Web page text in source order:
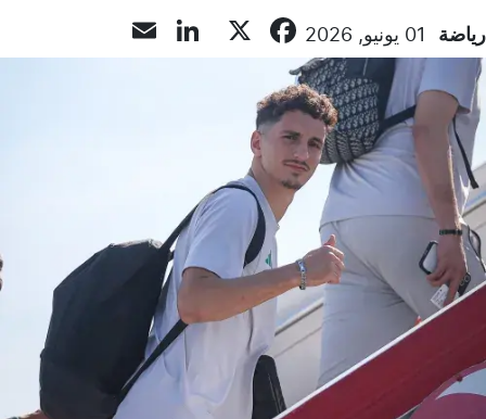
رياضة 01 يونيو, 2026 Facebook
LinkedIn